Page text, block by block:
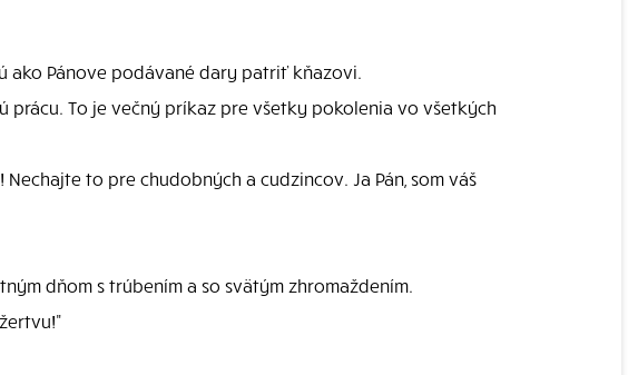
ako Pánove podávané dary patriť kňazovi.
To je večný príkaz pre všetky pokolenia vo všetkých
to pre chudobných a cudzincov. Ja Pán, som váš
dňom s trúbením a so svätým zhromaždením.